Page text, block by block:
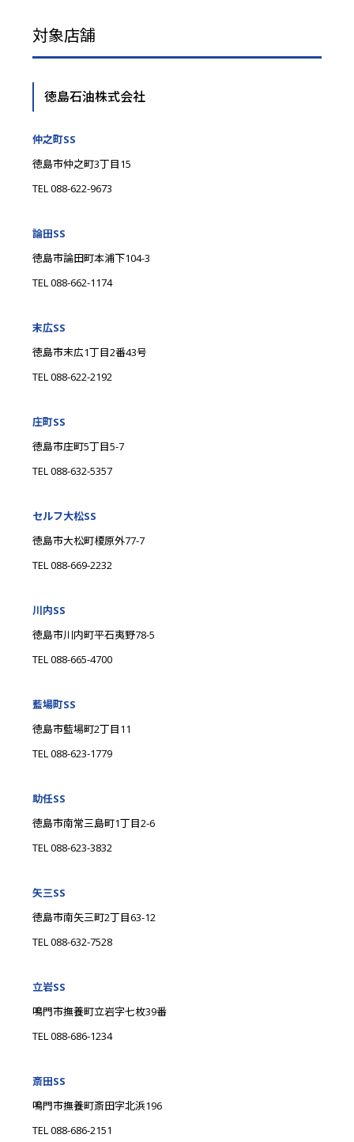
対象店舗
徳島石油株式会社
仲之町SS
徳島市仲之町3丁目15
TEL 088-622-9673
論田SS
徳島市論田町本浦下104-3
TEL 088-662-1174
末広SS
徳島市末広1丁目2番43号
TEL 088-622-2192
庄町SS
徳島市庄町5丁目5-7
TEL 088-632-5357
セルフ大松SS
徳島市大松町榎原外77-7
TEL 088-669-2232
川内SS
徳島市川内町平石夷野78-5
TEL 088-665-4700
藍場町SS
徳島市藍場町2丁目11
TEL 088-623-1779
助任SS
徳島市南常三島町1丁目2-6
TEL 088-623-3832
矢三SS
徳島市南矢三町2丁目63-12
TEL 088-632-7528
立岩SS
鳴門市撫養町立岩字七枚39番
TEL 088-686-1234
斎田SS
鳴門市撫養町斎田字北浜196
TEL 088-686-2151